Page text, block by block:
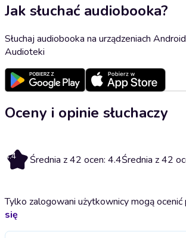
Jak słuchać audiobooka?
Słuchaj audiobooka na urządzeniach
Audioteki
Oceny i opinie słuchaczy
4.4 Średnia z 42 ocen: 4.4Średnia z 42
Tylko zalogowani użytkownicy mogą ocenić
się